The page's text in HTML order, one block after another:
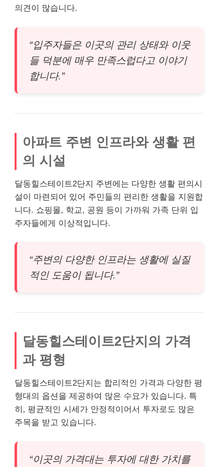
의견이 많습니다.
“입주자들은 이곳의 관리 상태와 이웃
들 덕분에 매우 만족스럽다고 이야기
합니다.”
아파트 주변 인프라와 생활 편
의 시설
달동힐스테이트2단지 주변에는 다양한 생활 편의시
설이 마련되어 있어 주민들의 편리한 생활을 지원합
니다. 쇼핑몰, 학교, 공원 등이 가까워 가족 단위 입
주자들에게 이상적입니다.
“주변의 다양한 인프라는 생활에 실질
적인 도움이 됩니다.”
달동힐스테이트2단지의 가격
과 평형
달동힐스테이트2단지는 합리적인 가격과 다양한 평
형대의 옵션을 제공하여 많은 수요가 있습니다. 특
히, 평균적인 시세가 안정적이어서 투자로도 많은
주목을 받고 있습니다.
“이곳의 가격대는 투자에 대한 가치를